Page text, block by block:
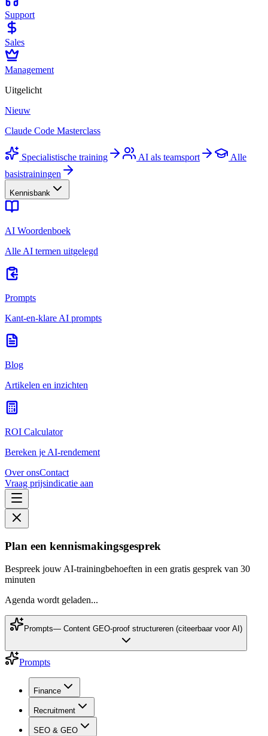
Support
Sales
Management
Uitgelicht
Nieuw
Claude Code Masterclass
Specialistische training AI als teamsport
Alle
basistrainingen
Kennisbank
AI Woordenboek
Alle AI termen uitgelegd
Prompts
Kant-en-klare AI prompts
Blog
Artikelen en inzichten
ROI Calculator
Bereken je AI-rendement
Over onsContact
Vraag prijsindicatie aan
Plan een kennismakingsgesprek
Bespreek jouw AI-trainingbehoeften in een gratis gesprek van 30
minuten
Agenda wordt geladen...
Prompts— Content GEO-proof structureren (citeerbaar voor AI)
Prompts
Finance
Recruitment
SEO & GEO